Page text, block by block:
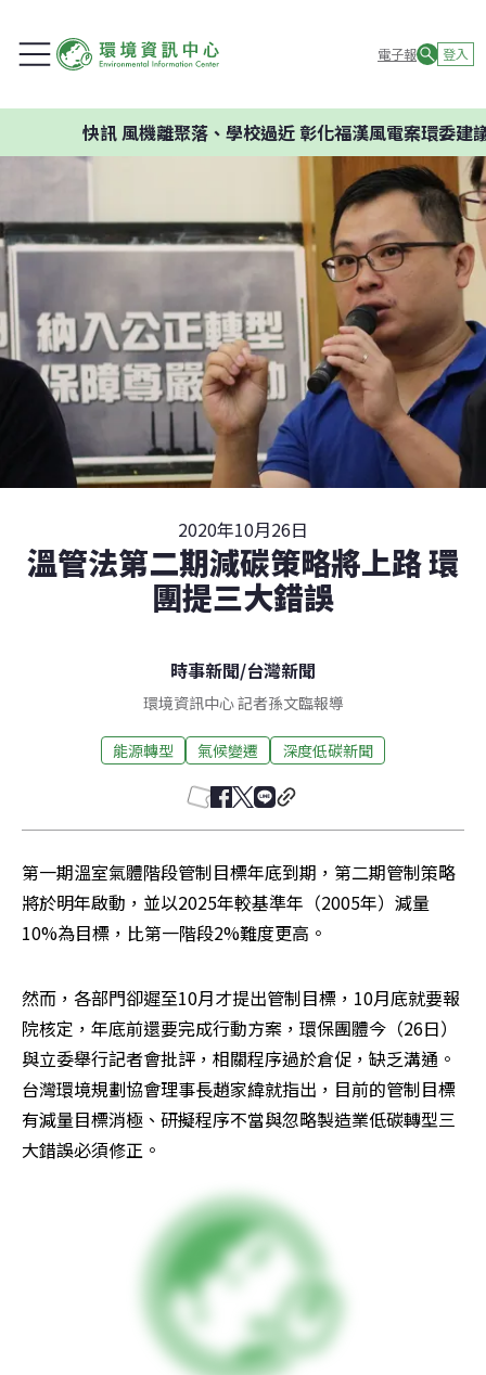
電子報 登入
風機離聚落、學校過近 彰化福漢風電案環委建議不應開
2020年10月26日
溫管法第二期減碳策略將上路 環
團提三大錯誤
時事新聞/台灣新聞
環境資訊中心 記者孫文臨報導
能源轉型 氣候變遷 深度低碳新聞
第一期溫室氣體階段管制目標年底到期，第二期管制策略
將於明年啟動，並以2025年較基準年（2005年）減量
10%為目標，比第一階段2%難度更高。
然而，各部門卻遲至10月才提出管制目標，10月底就要報
院核定，年底前還要完成行動方案，環保團體今（26日）
與立委舉行記者會批評，相關程序過於倉促，缺乏溝通。
台灣環境規劃協會理事長趙家緯就指出，目前的管制目標
有減量目標消極、研擬程序不當與忽略製造業低碳轉型三
大錯誤必須修正。